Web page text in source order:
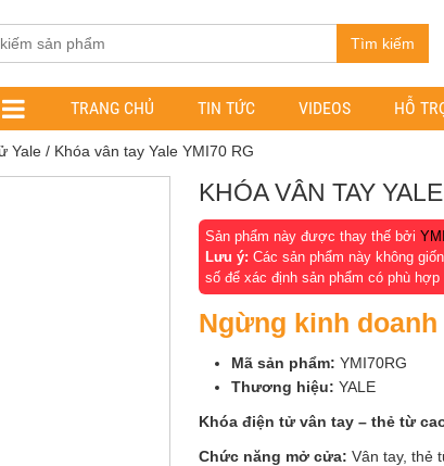
Tìm kiếm
TRANG CHỦ TIN TỨC VIDEOS HỖ
Yale / Khóa vân tay Yale YMI70 RG
KHÓA VÂN TAY
Sản phẩm này được thay thế bởi
Lưu ý: Các sản phẩm này không
số để xác định sản phẩm có phù hợp
Ngừng kinh doanh
Mã sản phẩm: YMI70RG
Thương hiệu: YALE
Khóa điện tử vân tay – thẻ từ
Chức năng mở cửa: Vân tay, thẻ